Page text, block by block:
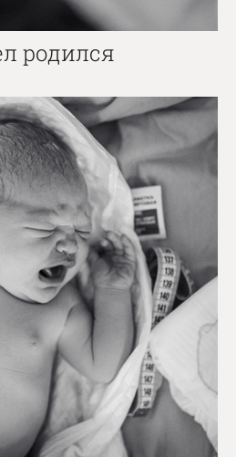
родился